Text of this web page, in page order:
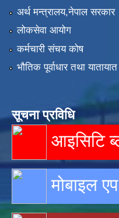
अर्थ मन्त्रालय,नेपाल सरकार
लोकसेवा आयोग
कर्मचारी संचय कोष
भौतिक पूर्वाधार तथा
सूचना प्रविधि
आइसिटि
मोबाइल एप